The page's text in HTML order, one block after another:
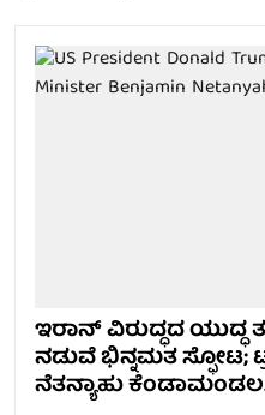
ಇರಾನ್ ವಿರುದ್ಧದ ಯುದ್ಧ
ನಡುವೆ ಭಿನ್ನಮತ ಸ್ಫೋಟ;
ನೆತನ್ಯಾಹು